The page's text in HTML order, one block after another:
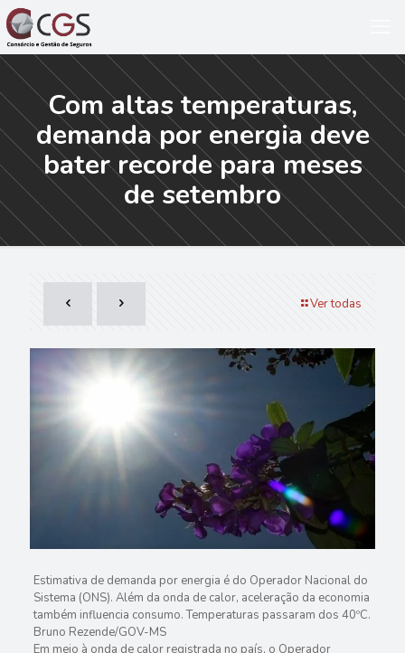
Com altas temperaturas,
demanda por energia deve
bater recorde para meses
de setembro
Ver todas
Estimativa de demanda por energia é do Operador Nacional do
Sistema (ONS). Além da onda de calor, aceleração da economia
também influencia consumo. Temperaturas passaram dos 40ºC.
Bruno Rezende/GOV-MS
Em meio à onda de calor registrada no país, o Operador